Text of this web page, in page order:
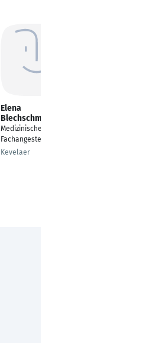
Elena
Blechschmidt
Medizinische
Fachangestellte
Kevelaer